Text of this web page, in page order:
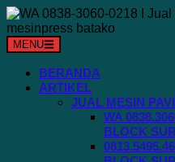
Langsung
ke
konten
MENU
BERANDA
ARTIKEL
JUAL MESIN
WA
BLOCK